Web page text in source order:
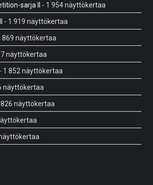
sarja II - 1 954 näyttökertaa
- 1 919 näyttökertaa
869 näyttökertaa
näyttökertaa
- 1 852 näyttökertaa
näyttökertaa
826 näyttökertaa